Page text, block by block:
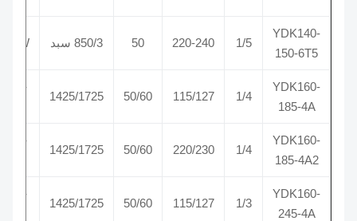
YDK140-
150-6T5
220-240 850/3 سبد CCW
YDK160-
185-4A
115/127
50/60
1425/1725
YDK160-
185-4A2
220/230
50/60
1425/1725
YDK160-
245-4A
115/127
50/60
1425/1725